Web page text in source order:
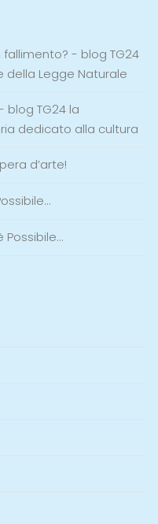
- blog TG24
della Legge Naturale
blog TG24 la
dedicato alla cultura
d’arte!
Possibile…